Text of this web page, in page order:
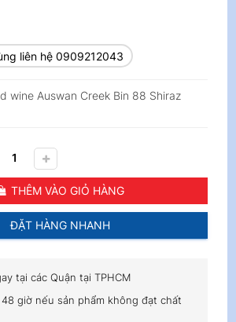
liên hệ 0909212043
wine Auswan Creek Bin 88 Shiraz
THÊM VÀO GIỎ HÀNG
ĐẶT HÀNG NHANH
tại các Quận tại TPHCM
giờ nếu sản phẩm không đạt chất